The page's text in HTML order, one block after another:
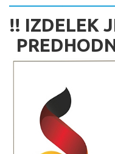
!! IZDELEK